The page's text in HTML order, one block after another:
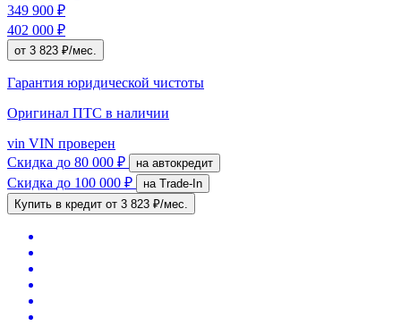
349 900 ₽
402 000 ₽
от 3 823 ₽/мес.
Гарантия юридической чистоты
Оригинал ПТС в наличии
vin VIN проверен
Скидка до 80 000 ₽ на автокредит
Скидка до 100 000 ₽
на Trade-In
Купить в кредит от 3 823 ₽/мес.